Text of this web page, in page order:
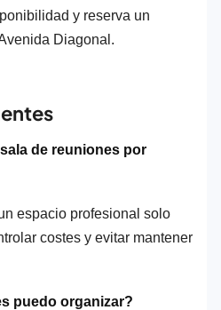
y reserva un
Diagonal.
de reuniones por
espacio profesional solo
costes y evitar mantener
puedo organizar?